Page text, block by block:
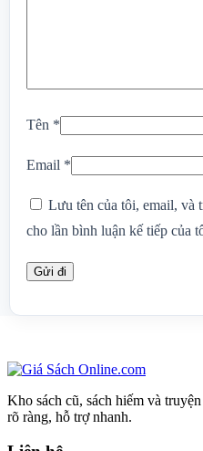
Tên *
Email *
Lưu tên của tôi, email, và
cho lần bình luận kế tiếp của
Kho sách cũ, sách hiếm và
rõ ràng, hỗ trợ nhanh.